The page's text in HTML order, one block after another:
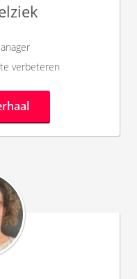
verbeteren